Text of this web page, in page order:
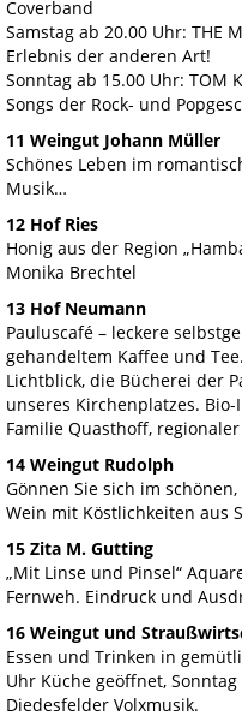
Coverband
Samstag ab 20.00 Uhr: THE
Erlebnis der anderen Art!
Sonntag ab 15.00 Uhr: TOM
Songs der Rock- und
11 Weingut Johann Müller
Schönes Leben im
Musik…
12 Hof Ries
Honig aus der Region
Monika Brechtel
13 Hof Neumann
Pauluscafé – leckere
gehandeltem Kaffee und
Lichtblick, die Bücherei der
unseres Kirchenplatzes.
Familie Quasthoff,
14 Weingut Rudolph
Gönnen Sie sich im
Wein mit Köstlichkeiten aus
15 Zita M. Gutting
„Mit Linse und Pinsel“
Fernweh. Eindruck und
16 Weingut und
Essen und Trinken in
Uhr Küche geöffnet,
Diedesfelder Volxmusik.